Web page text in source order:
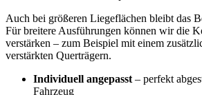
Auch bei größeren Liegeflächen bleibt das
Für breitere Ausführungen können wir die
verstärken – zum Beispiel mit einem
verstärkten Querträgern.
Individuell angepasst – perfekt
Fahrzeug